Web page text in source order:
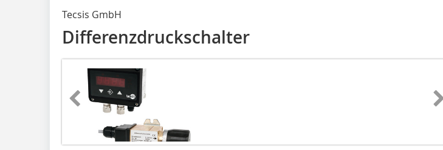
Tecsis GmbH
Differenzdruckschalter